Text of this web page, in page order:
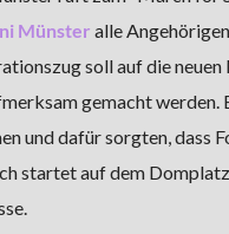
Münster alle
soll auf die
gemacht
und dafür sorgten, dass
startet auf dem